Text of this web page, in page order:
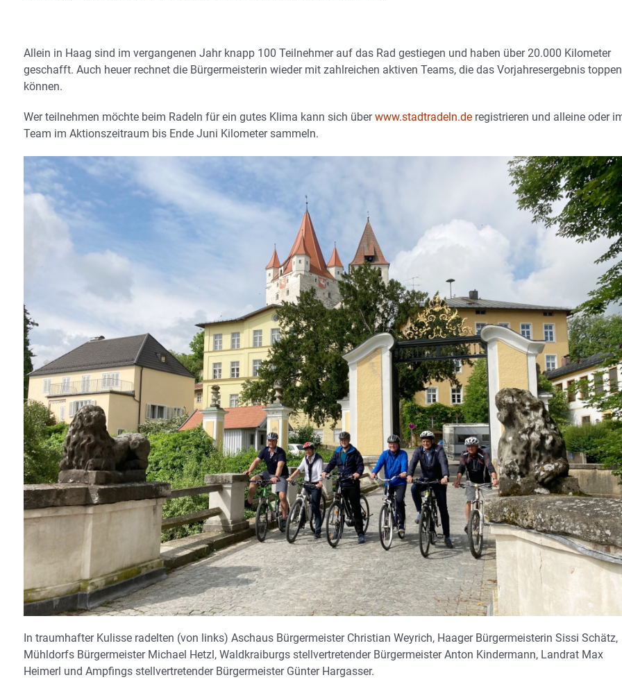
Allein in Haag sind im vergangenen Jahr knapp 100 Teilnehmer auf das Rad gestiegen und haben über 20.000 Kilometer
geschafft. Auch heuer rechnet die Bürgermeisterin wieder mit zahlreichen aktiven Teams, die das Vorjahresergebnis toppen
können.
Wer teilnehmen möchte beim Radeln für ein gutes Klima kann sich überwww.stadtradeln.de registrieren und alleine oder
Team im Aktionszeitraum bis Ende Juni Kilometer sammeln.
In traumhafter Kulisse radelten (von links) Aschaus Bürgermeister Christian Weyrich, Haager Bürgermeisterin Sissi Schätz,
Mühldorfs Bürgermeister Michael Hetzl, Waldkraiburgs stellvertretender Bürgermeister Anton Kindermann, Landrat Max
Heimerl und Ampfings stellvertretender Bürgermeister Günter Hargasser.